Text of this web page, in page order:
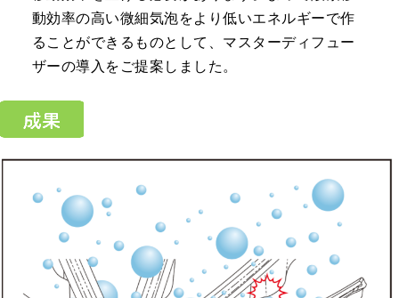
動効率の高い微細気泡をより低いエネルギーで作
ることができるものとして、マスターディフュー
ザーの導入をご提案しました。